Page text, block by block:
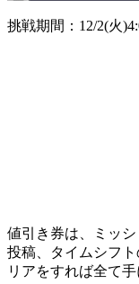
挑戦期間：12/2(火
値引き券は、ミッ
投稿、タイムシフ
リアをすれば全て手